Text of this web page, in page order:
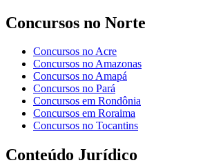
Concursos no Norte
Concursos no Acre
Concursos no Amazonas
Concursos no Amapá
Concursos no Pará
Concursos em Rondônia
Concursos em Roraima
Concursos no Tocantins
Conteúdo Jurídico